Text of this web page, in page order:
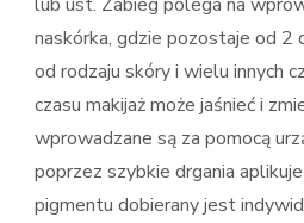
naskórka, gdzie pozostaje od 2
od rodzaju skóry i wielu innych
czasu makijaż może jaśnieć i
wprowadzane są za pomocą
poprzez szybkie drgania
pigmentu dobierany jest